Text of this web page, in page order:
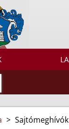
> Sajtómeghívók